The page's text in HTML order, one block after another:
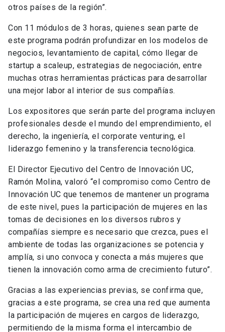
otros países de la región”.
Con 11 módulos de 3 horas, quienes sean parte de
este programa podrán profundizar en los modelos de
negocios, levantamiento de capital, cómo llegar de
startup a scaleup, estrategias de negociación, entre
muchas otras herramientas prácticas para desarrollar
una mejor labor al interior de sus compañías.
Los expositores que serán parte del programa incluyen
profesionales desde el mundo del emprendimiento, el
derecho, la ingeniería, el corporate venturing, el
liderazgo femenino y la transferencia tecnológica.
El Director Ejecutivo del Centro de Innovación UC,
Ramón Molina, valoró “el compromiso como Centro de
Innovación UC que tenemos de mantener un programa
de este nivel, pues la participación de mujeres en las
tomas de decisiones en los diversos rubros y
compañías siempre es necesario que crezca, pues el
ambiente de todas las organizaciones se potencia y
amplía, si uno convoca y conecta a más mujeres que
tienen la innovación como arma de crecimiento futuro”.
Gracias a las experiencias previas, se confirma que,
gracias a este programa, se crea una red que aumenta
la participación de mujeres en cargos de liderazgo,
permitiendo de la misma forma el intercambio de